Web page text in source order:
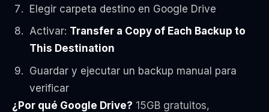
Elegir carpeta destino en Google Drive
Activar: Transfer a Copy of Each Backup to
This Destination
Guardar y ejecutar un backup manual para
verificar
¿Por qué Google Drive? 15GB gratuitos,